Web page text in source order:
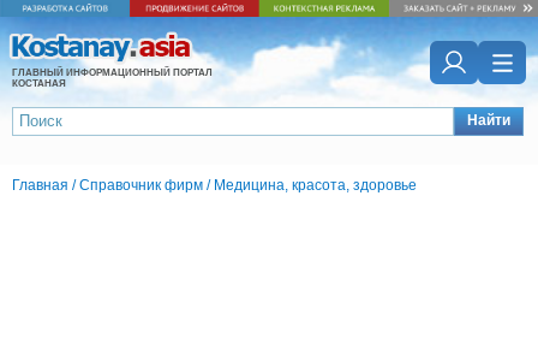
ГЛАВНЫЙ ИНФОРМАЦИОННЫЙ ПОРТАЛ
КОСТАНАЯ
Найти
Главная /Справочник фирм / Медицина, красота, здоровье